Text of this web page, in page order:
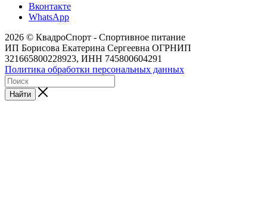
Вконтакте
WhatsApp
2026 © КвадроСпорт - Спортивное питание
ИП Борисова Екатерина Сергеевна ОГРНИП
321665800228923, ИНН 745800604291
Политика обработки персональных данных
Найти